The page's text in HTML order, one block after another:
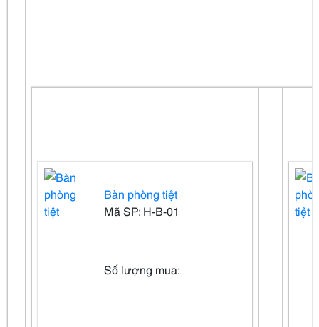
Bàn phòng tiệt
Mã SP: H-B-01
Số lượng mua: